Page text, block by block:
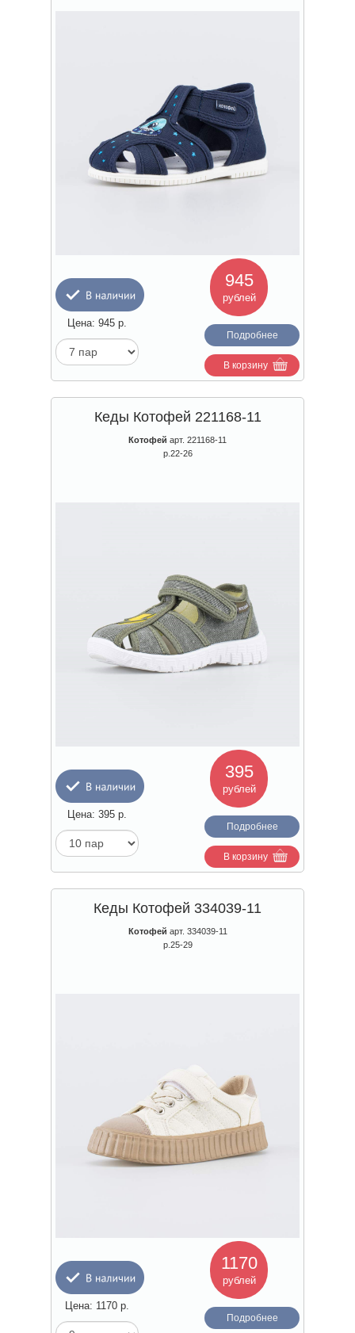
945
рублей
Цена: 945 р.
Подробнее
В корзину
Кеды Котофей 221168-11
Котофей арт. 221168-11
р.22-26
395
рублей
Цена: 395 р.
Подробнее
В корзину
Кеды Котофей 334039-11
Котофей арт. 334039-11
р.25-29
1170
рублей
Цена: 1170 р.
Подробнее